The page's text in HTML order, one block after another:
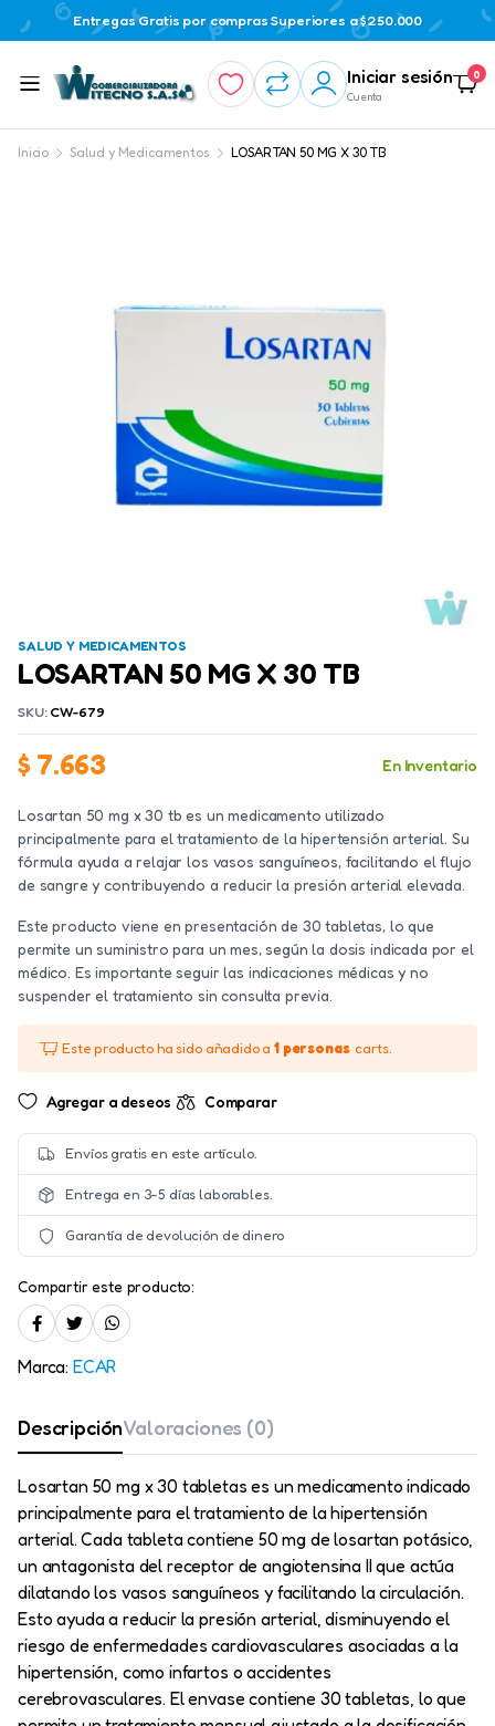
Entregas Gratis por compras Superiores a $250.000
Iniciar sesión
Cuenta
0
Inicio Salud y Medicamentos LOSARTAN 50 MG X 30 TB
SALUD Y MEDICAMENTOS
LOSARTAN 50 MG X 30 TB
SKU: CW-679
$7.663 En Inventario
Losartan 50 mg x 30 tb es un medicamento utilizado
principalmente para el tratamiento de la hipertensión arterial. Su
fórmula ayuda a relajar los vasos sanguíneos, facilitando el flujo
de sangre y contribuyendo a reducir la presión arterial elevada.
Este producto viene en presentación de 30 tabletas, lo que
permite un suministro para un mes, según la dosis indicada por el
médico. Es importante seguir las indicaciones médicas y no
suspender el tratamiento sin consulta previa.
Este producto ha sido añadido a1 personas carts.
Agregar a deseos Comparar
Envíos gratis en este artículo.
Entrega en 3-5 días laborables.
Garantía de devolución de dinero
Compartir este producto:
Marca: ECAR
DescripciónValoraciones (0)
Losartan 50 mg x 30 tabletas es un medicamento indicado
principalmente para el tratamiento de la hipertensión
arterial. Cada tableta contiene 50 mg de losartan potásico,
un antagonista del receptor de angiotensina II que actúa
dilatando los vasos sanguíneos y facilitando la circulación.
Esto ayuda a reducir la presión arterial, disminuyendo el
riesgo de enfermedades cardiovasculares asociadas a la
hipertensión, como infartos o accidentes
cerebrovasculares. El envase contiene 30 tabletas, lo que